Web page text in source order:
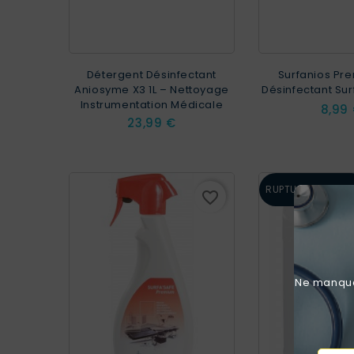
Ne
Détergent Désinfectant
Aniosyme X3 1L – Nettoyage
Instrumentation Médicale
Prix
23,99 €
Surfanios
Désinfectant
Prix
8,99
favorite_border RUPTURE DE